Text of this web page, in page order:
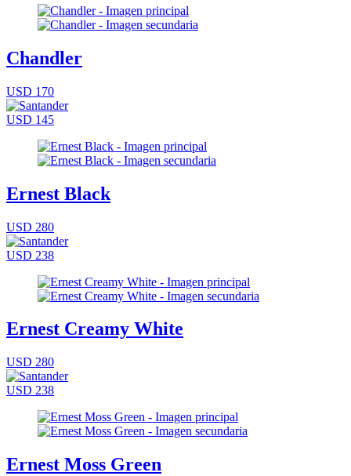
Chandler
USD 170
USD 145
Ernest Black
USD 280
USD 238
Ernest Creamy White
USD 280
USD 238
Ernest Moss Green